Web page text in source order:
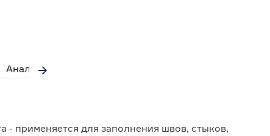
Аналоги
- применяется для заполнения швов, стыков,